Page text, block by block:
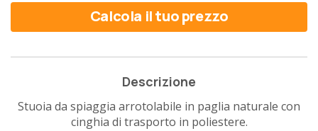
Calcola il tuo prezzo
Descrizione
Stuoia da spiaggia arrotolabile in paglia naturale con
cinghia di trasporto in poliestere.